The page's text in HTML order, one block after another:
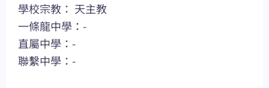
學校宗教： 天主教
一條龍中學：-
直屬中學：-
聯繫中學：-